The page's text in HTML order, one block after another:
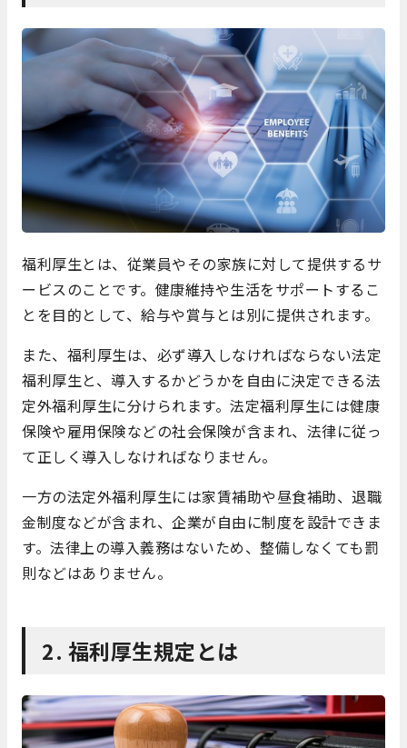
福利厚生とは、従業員やその家族に対して提供するサ
ービスのことです。健康維持や生活をサポートするこ
とを目的として、給与や賞与とは別に提供されます。
また、福利厚生は、必ず導入しなければならない法定
福利厚生と、導入するかどうかを自由に決定できる法
定外福利厚生に分けられます。法定福利厚生には健康
保険や雇用保険などの社会保険が含まれ、法律に従っ
て正しく導入しなければなりません。
一方の法定外福利厚生には家賃補助や昼食補助、退職
金制度などが含まれ、企業が自由に制度を設計できま
す。法律上の導入義務はないため、整備しなくても罰
則などはありません。
2. 福利厚生規定とは